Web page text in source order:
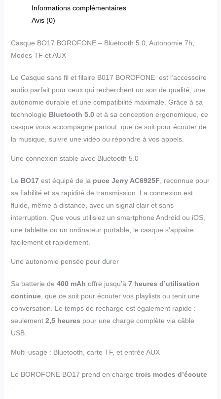
Informations complémentaires
Avis (0)
Casque BO17 BOROFONE – Bluetooth 5.0, Autonomie 7h,
Modes TF et AUX
Le Casque sans fil et filaire B017 BOROFONE est l’accessoire
audio parfait pour ceux qui recherchent un son de qualité, une
autonomie durable et une compatibilité maximale. Grâce à sa
technologie Bluetooth 5.0et à sa conception ergonomique, ce
casque vous accompagne partout, que ce soit pour écouter de
la musique, suivre une vidéo ou répondre à vos appels.
Une connexion stable avec Bluetooth 5.0
Le BO17 est équipé de la puce Jerry AC6925F , reconnue pour
sa fiabilité et sa rapidité de transmission. La connexion est
fluide, même à distance, avec un signal clair et sans
interruption. Que vous utilisiez un smartphone Android ou iOS,
une tablette ou un ordinateur portable, le casque s’appaire
facilement et rapidement.
Une autonomie pensée pour durer
Sa batterie de 400 mAh offre jusqu’à 7 heures d’utilisation
continue, que ce soit pour écouter vos playlists ou tenir une
conversation. Le temps de recharge est également rapide :
seulement 2,5 heures pour une charge complète via câble
USB.
Multi-usage : Bluetooth, carte TF, et entrée AUX
Le BOROFONE BO17 prend en charge trois modes d’écoute
: